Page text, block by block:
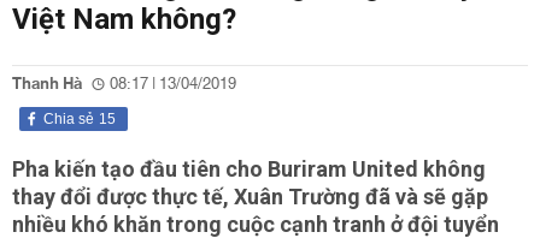
Việt Nam không?
Thanh Hà 08:17 | 13/04/2019
15
Chia sẻ
Pha kiến tạo đầu tiên cho Buriram United không
thay đổi được thực tế, Xuân Trường đã và sẽ gặp
nhiều khó khăn trong cuộc cạnh tranh ở đội tuyển